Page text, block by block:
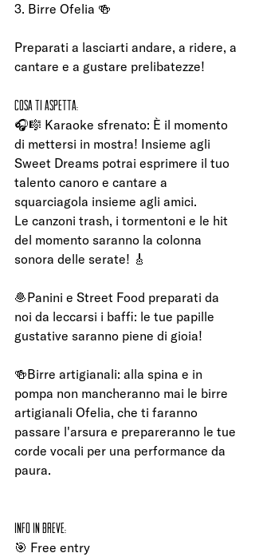
3. Birre Ofelia 🍻
Preparati a lasciarti andare, a ridere, a
cantare e a gustare prelibatezze!
Cosa ti aspetta:
🎧🎼 Karaoke sfrenato: È il momento
di mettersi in mostra! Insieme agli
Sweet Dreams potrai esprimere il tuo
talento canoro e cantare a
squarciagola insieme agli amici.
Le canzoni trash, i tormentoni e le hit
del momento saranno la colonna
sonora delle serate! 🎸
🧆Panini e Street Food preparati da
noi da leccarsi i baffi: le tue papille
gustative saranno piene di gioia!
🍻Birre artigianali: alla spina e in
pompa non mancheranno mai le birre
artigianali Ofelia, che ti faranno
passare l'arsura e prepareranno le tue
corde vocali per una performance da
paura.
Info in breve:
🎯 Free entry